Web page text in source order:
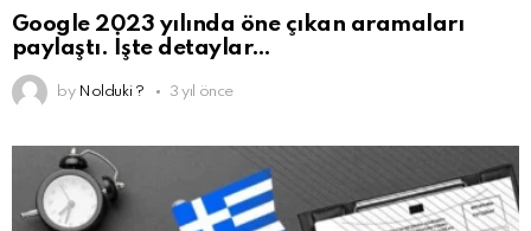
Google 2023 yılında öne çıkan aramaları
paylaştı. İşte detaylar…
by Nolduki ? 3 yıl önce